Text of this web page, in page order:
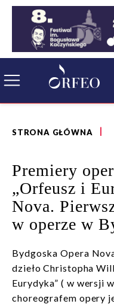
STRONA GŁÓWNA
Premiery
„Orfeusz i
Nova.
w operze w
Bydgoska Opera
dzieło Christopha
Eurydyka” ( w wersji
choreografem opery